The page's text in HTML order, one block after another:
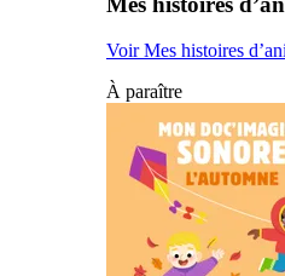
Voir Mes histoires
À paraître